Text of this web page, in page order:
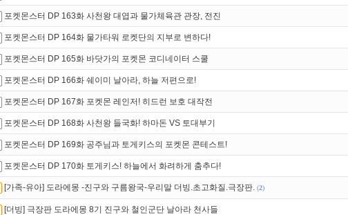
포켓몬스터 DP 163화 사천왕 대엽과 물가체육관 관장, 전진
포켓몬스터 DP 164화 물가타워 로켓단의 지부로 변하다!
포켓몬스터 DP 165화 바닷가의 포켓몬 코디네이터 스쿨
포켓몬스터 DP 166화 쉐이미 날아라, 하늘 저편으로!
포켓몬스터 DP 167화 포켓몬 레인저! 히드런 보호 대작전
포켓몬스터 DP 168화 사천왕 들국화! 하마돈 VS 토대부기
포켓몬스터 DP 169화 공주님과 토게키스의 포켓몬 콘테스트!
포켓몬스터 DP 170화 토게키스! 하늘에서 화려하게 춤추다!
[가족-유아] 도라에몽 -진구와 구름왕국-우리말 더빙.초고화질.극장판. (2)
[더빙] 극장판 도라에몽 8기 진구와 철인군단 날아라 천사들